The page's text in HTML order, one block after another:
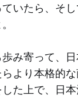
いたら、そ
み寄って、
より本格的
た上で、日